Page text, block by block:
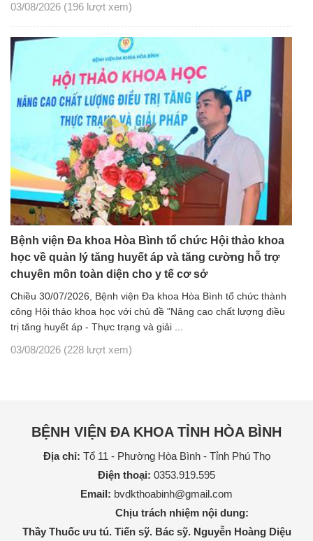
03/08/2026 (196 lượt xem)
Bệnh viện Đa khoa Hòa Bình tổ chức Hội thảo khoa
học về quản lý tăng huyết áp và tăng cường hỗ trợ
chuyên môn toàn diện cho y tế cơ sở
Chiều 30/07/2026, Bệnh viện Đa khoa Hòa Bình tổ chức thành
công Hội thảo khoa học với chủ đề "Nâng cao chất lượng điều
trị tăng huyết áp - Thực trạng và giải ...
03/08/2026 (228 lượt xem)
BỆNH VIỆN ĐA KHOA TỈNH HÒA BÌNH
Địa chỉ: Tổ 11 - Phường Hòa Bình - Tỉnh Phú Thọ
Điện thoại: 0353.919.595
Email: bvdkthoabinh@gmail.com
Chịu trách nhiệm nội dung:
Thầy Thuốc ưu tú. Tiến sỹ. Bác sỹ. Nguyễn Hoàng Diệu